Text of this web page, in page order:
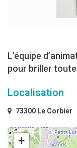
L’équipe
pour briller
Localisation
73300 Le Corbier
+